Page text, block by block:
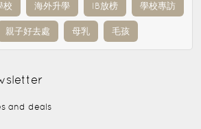
校 海外升學 IB放榜 學校專訪
親子好去處 母乳 毛孩
and deals